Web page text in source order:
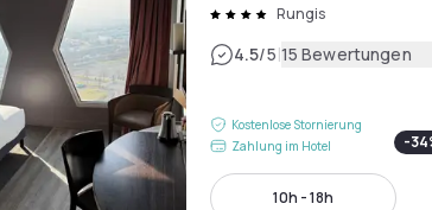
Rungis
4.5/5|15 Bewertungen
Kostenlose Stornierung
Zahlung im Hotel
-34
10h - 18h